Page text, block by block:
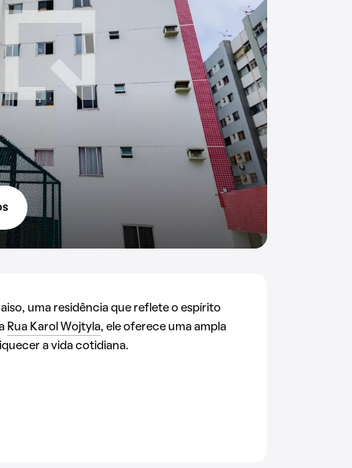
uma residência que reflete o espírito
Rua Karol Wojtyla, ele oferece uma ampla
a vida cotidiana.